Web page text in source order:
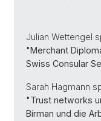
Julian Wettengel
"Merchant
Swiss Consular
Sarah Hagmann
"Trust networks
Birman und die